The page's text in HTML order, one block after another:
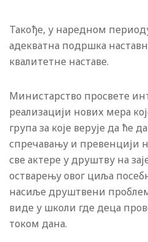
Такође, у наредном
адекватна подршка
квалитетне наставе.
Министарство просвете
реализацији нових мера
група за које верује да ће
спречавању и превенцији
све актере у друштву на
остварењу овог циља
насиље друштвени
виде у школи где деца
током дана.